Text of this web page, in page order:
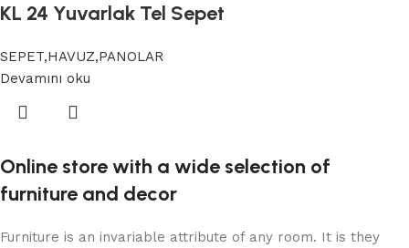
KL 24 Yuvarlak Tel Sepet
SEPET,HAVUZ,PANOLAR
Devamını oku
Online store with a wide selection of
furniture and decor
Furniture is an invariable attribute of any room. It is they